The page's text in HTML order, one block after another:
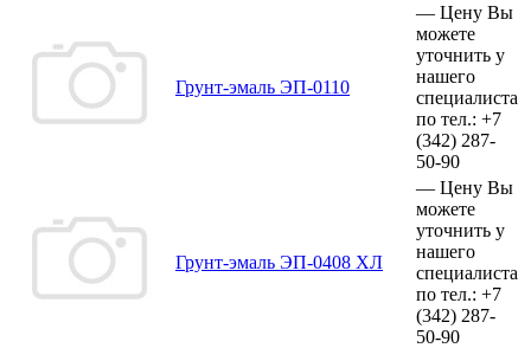
Грунт-эмаль ЭП-0110
— Цену Вы
можете
уточнить у
нашего
специалиста
по тел.: +7
(342) 287-
50-90
Грунт-эмаль ЭП-0408 ХЛ
— Цену Вы
можете
уточнить у
нашего
специалиста
по тел.: +7
(342) 287-
50-90